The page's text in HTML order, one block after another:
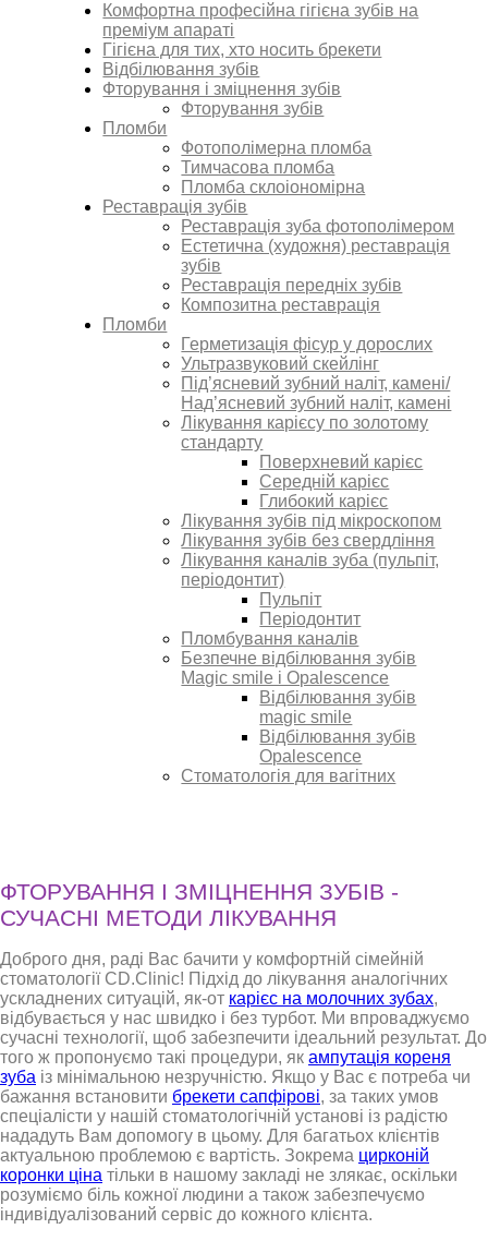
Комфортна професійна гігієна зубів на
преміум апараті
Гігієна для тих, хто носить брекети
Відбілювання зубів
Фторування і зміцнення зубів
Фторування зубів
Пломби
Фотополімерна пломба
Тимчасова пломба
Пломба склоіономірна
Реставрація зубів
Реставрація зуба фотополімером
Естетична (художня) реставрація
зубів
Реставрація передніх зубів
Композитна реставрація
Пломби
Герметизація фісур у дорослих
Ультразвуковий скейлінг
Під’ясневий зубний наліт, камені/
Над’ясневий зубний наліт, камені
Лікування карієсу по золотому
стандарту
Поверхневий карієс
Середній карієс
Глибокий карієс
Лікування зубів під мікроскопом
Лікування зубів без свердління
Лікування каналів зуба (пульпіт,
періодонтит)
Пульпіт
Періодонтит
Пломбування каналів
Безпечне відбілювання зубів
Magic smile i Opalescence
Відбілювання зубів
magic smile
Відбілювання зубів
Opalescence
Стоматологія для вагітних
ФТОРУВАННЯ І ЗМІЦНЕННЯ ЗУБІВ -
СУЧАСНІ МЕТОДИ ЛІКУВАННЯ
Доброго дня, раді Вас бачити у комфортній сімейній
стоматології CD.Clinic! Підхід до лікування аналогічних
ускладнених ситуацій, як-от карієс на молочних зубах,
відбувається у нас швидко і без турбот. Ми впроваджуємо
сучасні технології, щоб забезпечити ідеальний результат. До
того ж пропонуємо такі процедури, як ампутація кореня
зуба із мінімальною незручністю. Якщо у Вас є потреба чи
бажання встановити брекети сапфірові, за таких умов
спеціалісти у нашій стоматологічній установі із радістю
нададуть Вам допомогу в цьому. Для багатьох клієнтів
актуальною проблемою є вартість. Зокрема цирконій
коронки ціна тільки в нашому закладі не злякає, оскільки
розуміємо біль кожної людини а також забезпечуємо
індивідуалізований сервіс до кожного клієнта.